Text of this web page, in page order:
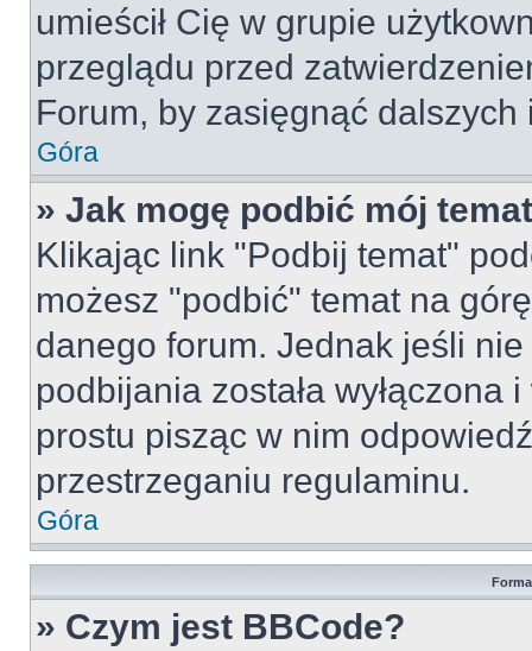
umieścił Cię w grupie
przeglądu przed
Forum, by zasięgnąć dalszych
Góra
» Jak mogę podbić mój
Klikając link "Podbij temat"
możesz "podbić" temat na
danego forum. Jednak jeśli
podbijania została
prostu pisząc w nim
przestrzeganiu regulaminu.
Góra
» Czym jest BBCode?